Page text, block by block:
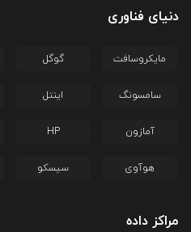
دنیای فناوری
مایکروسافت گوگل
سامسونگ اینتل
آمازون HP
هوآوی سیسکو
مراکز داده